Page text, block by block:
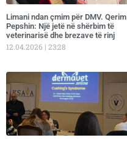
Limani ndan çmim për DMV. Qerim
Pepshin: Një jetë në shërbim të
veterinarisë dhe brezave të rinj
12.04.2026 23:28